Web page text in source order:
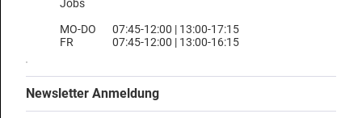
Jobs
MO-DO
FR
07:45-12:00 | 13:00-17:15
07:45-12:00 | 13:00-16:15
Newsletter Anmeldung